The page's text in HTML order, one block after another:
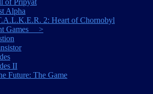
of Pripyat
Alpha
2: Heart of Chornobyl
Games >
II
Future: The Game